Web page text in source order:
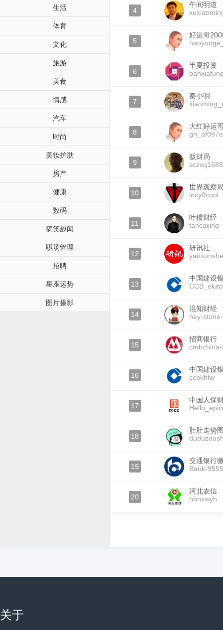
生活
体育
文化
旅游
美食
情感
汽车
时尚
美妆护肤
房产
健康
数码
搞笑趣闻
职场管理
招聘
星座运势
图片摄影
4
午间明道
5
好运哥
6
半夏投资
7
秦小明
8
大红好运
9
贩财局
sczxq1688
10
世界观察
locy0cool
11
叶檀财经
tancaijing
12
研讯社
yanxunshe
13
中国建设
14
混知财经
hey-
15
招商银行
16
中国建设
ccbkhfw
17
中国人保
18
肚肚走势
19
交通银行
Bank-
20
河北农信
hbnxwyh
关于